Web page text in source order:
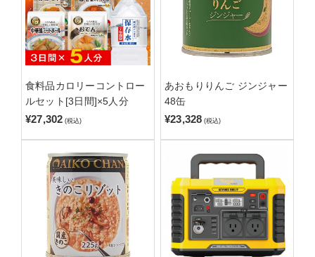
食料品カロリーコントロー
ルセット[3日間]×5人分
¥27,302 (税込)
あおもりりんご ジンジャー
48缶
¥23,328 (税込)